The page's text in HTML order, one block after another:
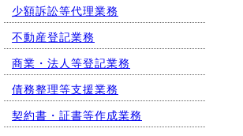
少額訴訟等代理業務
不動産登記業務
商業・法人等登記業務
債務整理等支援業務
契約書・証書等作成業務